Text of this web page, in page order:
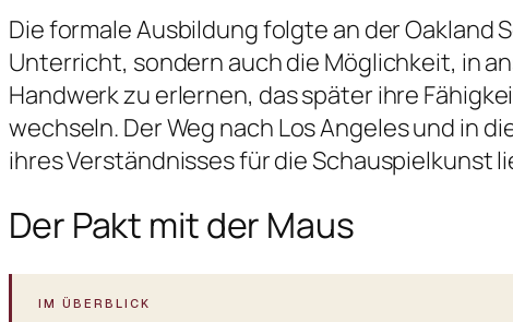
Die formale Ausbildung folgte an der
Unterricht, sondern auch die Möglichkeit, in
Handwerk zu erlernen, das später ihre
wechseln. Der Weg nach Los Angeles und in
ihres Verständnisses für die Schauspielkunst
Der Pakt mit der Maus